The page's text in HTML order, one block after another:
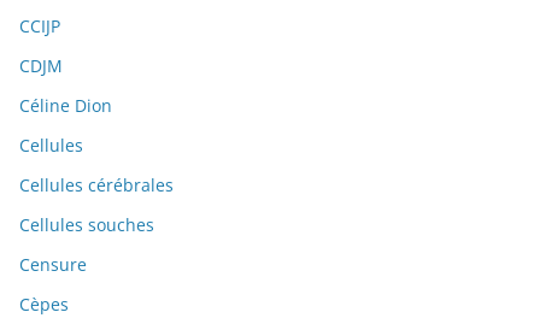
CCIJP
CDJM
Céline Dion
Cellules
Cellules cérébrales
Cellules souches
Censure
Cèpes